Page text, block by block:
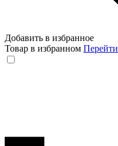
Добавить в избранное
Товар в избранном